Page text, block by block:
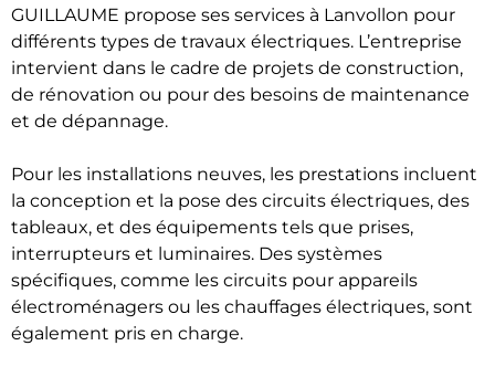
GUILLAUME propose ses services à Lanvollon pour
différents types de travaux électriques. L’entreprise
intervient dans le cadre de projets de construction,
de rénovation ou pour des besoins de maintenance
et de dépannage.
Pour les installations neuves, les prestations incluent
la conception et la pose des circuits électriques, des
tableaux, et des équipements tels que prises,
interrupteurs et luminaires. Des systèmes
spécifiques, comme les circuits pour appareils
électroménagers ou les chauffages électriques, sont
également pris en charge.